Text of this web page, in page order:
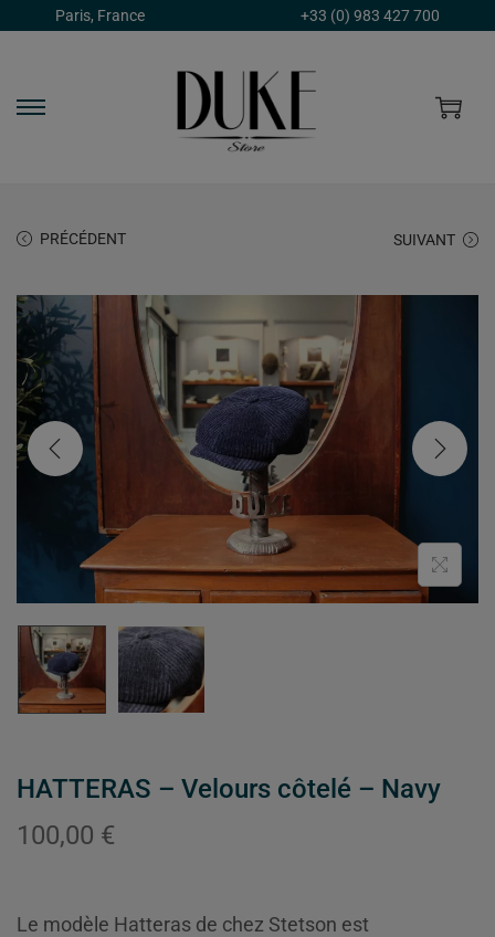
Paris, France +33 (0) 983 427 700
PRÉCÉDENT SUIVANT
HATTERAS – Velours côtelé – Navy
100,00 €
Le modèle Hatteras de chez Stetson est